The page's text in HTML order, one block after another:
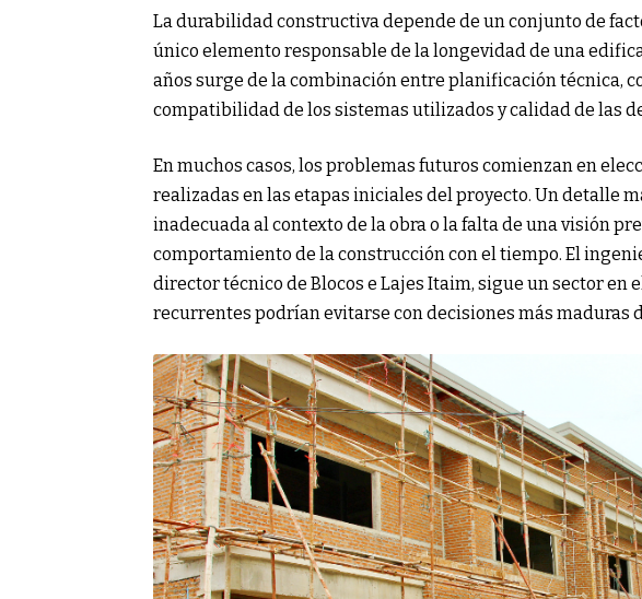
La durabilidad constructiva depende de un conjunto de
único elemento responsable de la longevidad de una
años surge de la combinación entre planificación técnica,
compatibilidad de los sistemas utilizados y calidad de las
En muchos casos, los problemas futuros comienzan en
realizadas en las etapas iniciales del proyecto. Un detalle
inadecuada al contexto de la obra o la falta de una visión
comportamiento de la construcción con el tiempo. El
director técnico de Blocos e Lajes Itaim, sigue un sector en
recurrentes podrían evitarse con decisiones más maduras